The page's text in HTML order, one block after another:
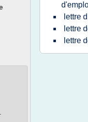
lettre
lettre
lettre